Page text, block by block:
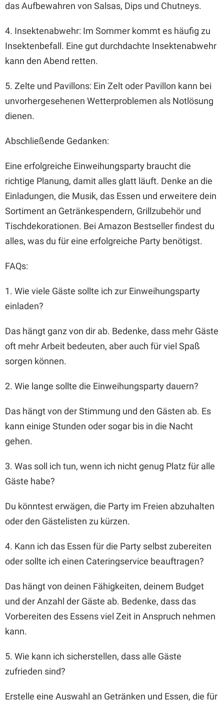
das Aufbewahren von Salsas, Dips und Chutneys.
4. Insektenabwehr: Im Sommer kommt es häufig zu
Insektenbefall. Eine gut durchdachte Insektenabwehr
kann den Abend retten.
5. Zelte und Pavillons: Ein Zelt oder Pavillon kann bei
unvorhergesehenen Wetterproblemen als Notlösung
dienen.
Abschließende Gedanken:
Eine erfolgreiche Einweihungsparty braucht die
richtige Planung, damit alles glatt läuft. Denke an die
Einladungen, die Musik, das Essen und erweitere dein
Sortiment an Getränkespendern, Grillzubehör und
Tischdekorationen. Bei Amazon Bestseller findest du
alles, was du für eine erfolgreiche Party benötigst.
FAQs:
1. Wie viele Gäste sollte ich zur Einweihungsparty
einladen?
Das hängt ganz von dir ab. Bedenke, dass mehr Gäste
oft mehr Arbeit bedeuten, aber auch für viel Spaß
sorgen können.
2. Wie lange sollte die Einweihungsparty dauern?
Das hängt von der Stimmung und den Gästen ab. Es
kann einige Stunden oder sogar bis in die Nacht
gehen.
3. Was soll ich tun, wenn ich nicht genug Platz für alle
Gäste habe?
Du könntest erwägen, die Party im Freien abzuhalten
oder den Gästelisten zu kürzen.
4. Kann ich das Essen für die Party selbst zubereiten
oder sollte ich einen Cateringservice beauftragen?
Das hängt von deinen Fähigkeiten, deinem Budget
und der Anzahl der Gäste ab. Bedenke, dass das
Vorbereiten des Essens viel Zeit in Anspruch nehmen
kann.
5. Wie kann ich sicherstellen, dass alle Gäste
zufrieden sind?
Erstelle eine Auswahl an Getränken und Essen, die für